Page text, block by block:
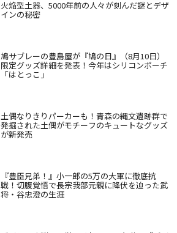
火焔型土器、5000年前の人々が刻んだ謎とデザ
インの秘密
鳩サブレーの豊島屋が『鳩の日』（8月10日）
限定グッズ詳細を発表！今年はシリコンポーチ
「はとっこ」
土偶なりきりパーカーも！青森の縄文遺跡群で
発掘された土偶がモチーフのキュートなグッズ
が新発売
『豊臣兄弟！』小一郎の5万の大軍に徹底抗
戦！切腹覚悟で長宗我部元親に降伏を迫った武
将・谷忠澄の生涯